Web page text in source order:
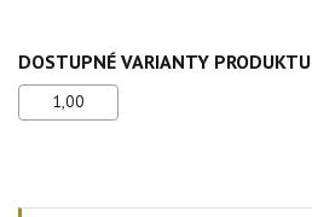
DOSTUPNÉ VARIANTY PRODUKTU
1,00